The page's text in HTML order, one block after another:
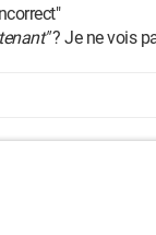
? Je ne vois